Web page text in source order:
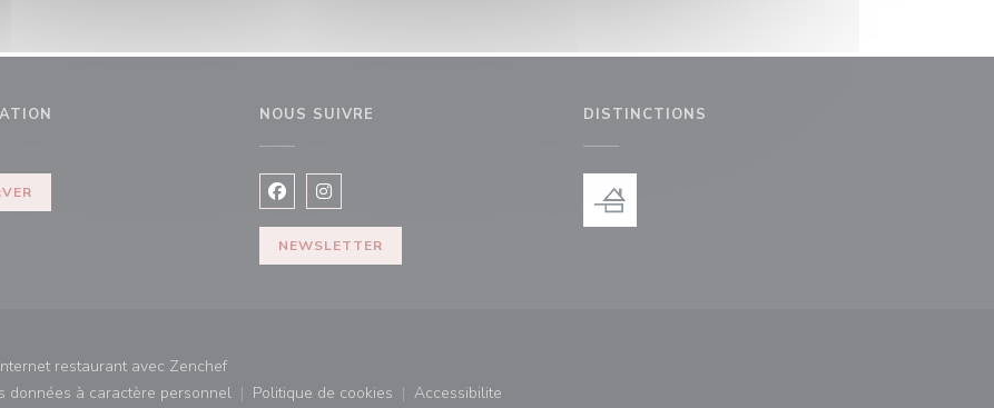
NOUS SUIVRE
Facebook ((ouvre une nouvelle fenêtre))
Instagram ((ouvre une nouvelle fenêtre))
NEWSLETTER
DISTINCTIONS
restaurant avec Zenchef((ouvre une nouvelle fenêtre))
données à caractère personnel Politique de cookies Accessibilite